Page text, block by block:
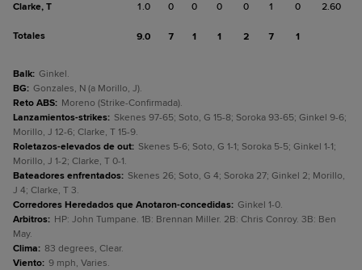
Clarke, T 1.0 0 0 0 0 1 0 2.60
Totales 9.0 7 1 1 2 7 1
Balk: Ginkel.
BG: Gonzales, N (a Morillo, J).
Reto ABS: Moreno (Strike-Confirmada).
Lanzamientos-strikes: Skenes 97-65; Soto, G 15-8; Soroka 93-65; Ginkel 9-6;
Morillo, J 12-6; Clarke, T 15-9.
Roletazos-elevados de out: Skenes 5-6; Soto, G 1-1; Soroka 5-5; Ginkel 1-1;
Morillo, J 1-2; Clarke, T 0-1.
Bateadores enfrentados: Skenes 26; Soto, G 4; Soroka 27; Ginkel 2; Morillo,
J 4; Clarke, T 3.
Corredores Heredados que Anotaron-concedidas: Ginkel 1-0.
Arbitros: HP: John Tumpane. 1B: Brennan Miller. 2B: Chris Conroy. 3B: Ben
May.
Clima: 83 degrees, Clear.
Viento: 9 mph, Varies.